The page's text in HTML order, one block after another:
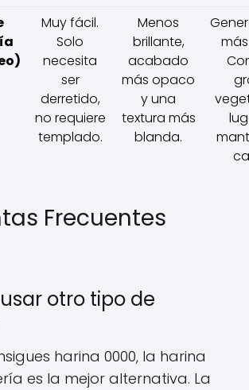
Muy fácil.
Solo
necesita
ser
derretido,
no requiere
templado.
Menos
brillante,
acabado
más opaco
y una
textura más
blanda.
Frecuentes
otro tipo de
harina 0000, la harina
es la mejor alternativa. La